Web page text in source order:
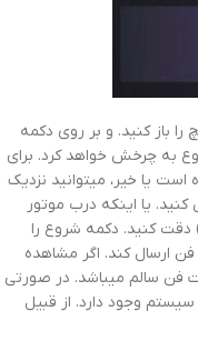
باز کنید. و بر روی دکمه
به چرخش خواهد کرد. برای
یا خیر، میتوانید نزدیک
یا اینکه درب موتور
دقت کنید. دکمه شروع را
ارسال کند. اگر مشاهده
فن سالم میباشد. در صورتی
وجود دارد. از قبیل